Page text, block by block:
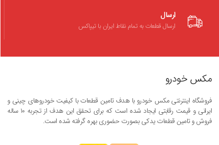
ارسال
ارسال قطعات به تمام نقاط ایران با تیپاکس
مکس خودرو
فروشگاه اینترنتی مکس خودرو با هدف تامین قطعات با کیفیت خودروهای چینی و
ایرانی و قیمت رقابتی ایجاد شده است که برای تحقق این هدف از تجربه ۱۰ ساله
فروش و تامین قطعات یدکی بصورت حضوری بهره گرفته شده است.